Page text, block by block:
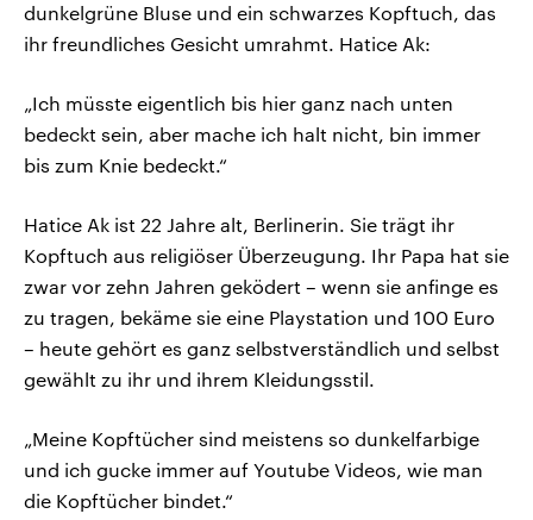
dunkelgrüne Bluse und ein schwarzes Kopftuch, das
ihr freundliches Gesicht umrahmt. Hatice Ak:
„Ich müsste eigentlich bis hier ganz nach unten
bedeckt sein, aber mache ich halt nicht, bin immer
bis zum Knie bedeckt.“
Hatice Ak ist 22 Jahre alt, Berlinerin. Sie trägt ihr
Kopftuch aus religiöser Überzeugung. Ihr Papa hat sie
zwar vor zehn Jahren geködert – wenn sie anfinge es
zu tragen, bekäme sie eine Playstation und 100 Euro
– heute gehört es ganz selbstverständlich und selbst
gewählt zu ihr und ihrem Kleidungsstil.
„Meine Kopftücher sind meistens so dunkelfarbige
und ich gucke immer auf Youtube Videos, wie man
die Kopftücher bindet.“